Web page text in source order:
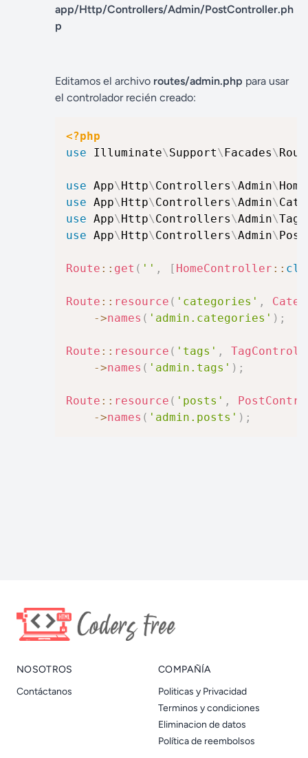
app/Http/Controllers/Admin/PostController.ph
p
Editamos el archivo routes/admin.php para usar
el controlador recién creado:
<?php
use
Illuminate\Support\Facades\
use App\Http\Controllers\Admin\
use App\Http\Controllers\Admin\
use App\Http\Controllers\Admin\
use App\Http\Controllers\Admin\
Route :: get ( '' , [ HomeController ::
Route :: resource ( 'categories' ,
->names ( 'admin.categories' ) ;
Route :: resource ( 'tags' ,
->names ( 'admin.tags' ) ;
Route :: resource ( 'posts' ,
->names ( 'admin.posts' ) ;
NOSOTROS
Contáctanos
COMPAÑÍA
Politicas y Privacidad
Terminos y condiciones
Eliminacion de datos
Política de reembolsos